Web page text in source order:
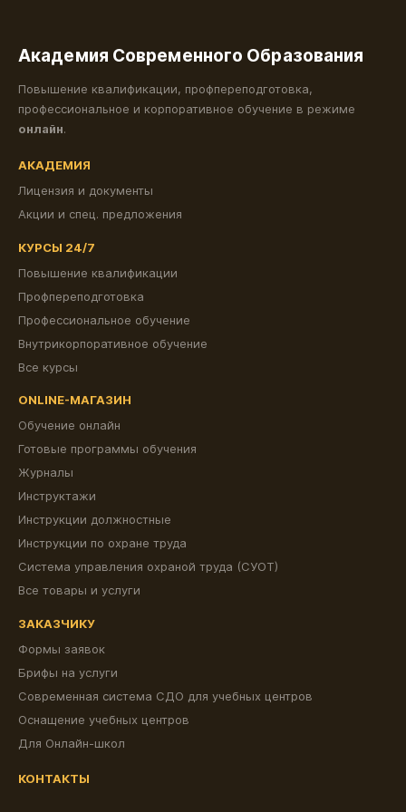
Академия Современного Образования
Повышение квалификации, профпереподготовка,
профессиональное и корпоративное обучение в режиме
онлайн.
АКАДЕМИЯ
Лицензия и документы
Акции и спец. предложения
КУРСЫ 24/7
Повышение квалификации
Профпереподготовка
Профессиональное обучение
Внутрикорпоративное обучение
Все курсы
ONLINE-МАГАЗИН
Обучение онлайн
Готовые программы обучения
Журналы
Инструктажи
Инструкции должностные
Инструкции по охране труда
Система управления охраной труда (СУОТ)
Все товары и услуги
ЗАКАЗЧИКУ
Формы заявок
Брифы на услуги
Современная система СДО для учебных центров
Оснащение учебных центров
Для Онлайн-школ
КОНТАКТЫ